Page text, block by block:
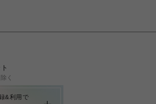
く
&利用で